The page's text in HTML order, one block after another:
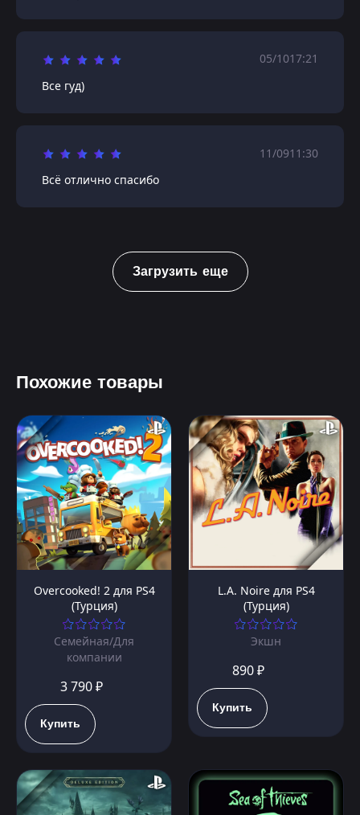
05/1017:21
Все гуд)
11/0911:30
Всё отлично спасибо
Загрузить еще
Похожие товары
Overcooked! 2 для PS4
(Турция)
Семейная/Для
компании
3 790 ₽
Купить
L.A. Noire для PS4
(Турция)
Экшн
890 ₽
Купить